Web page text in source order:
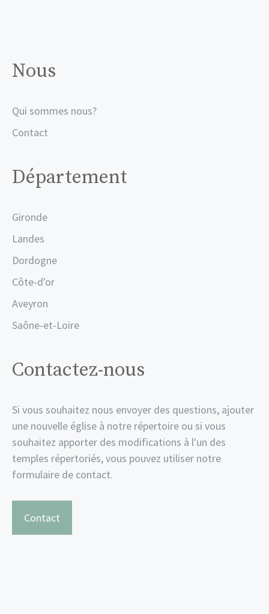
Nous
Qui sommes nous?
Contact
Département
Gironde
Landes
Dordogne
Côte-d'or
Aveyron
Saône-et-Loire
Contactez-nous
Si vous souhaitez nous envoyer des questions, ajouter
une nouvelle église à notre répertoire ou si vous
souhaitez apporter des modifications à l'un des
temples répertoriés, vous pouvez utiliser notre
formulaire de contact.
Contact